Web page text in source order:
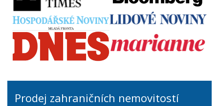
Prodej zahraničních nemovitostí